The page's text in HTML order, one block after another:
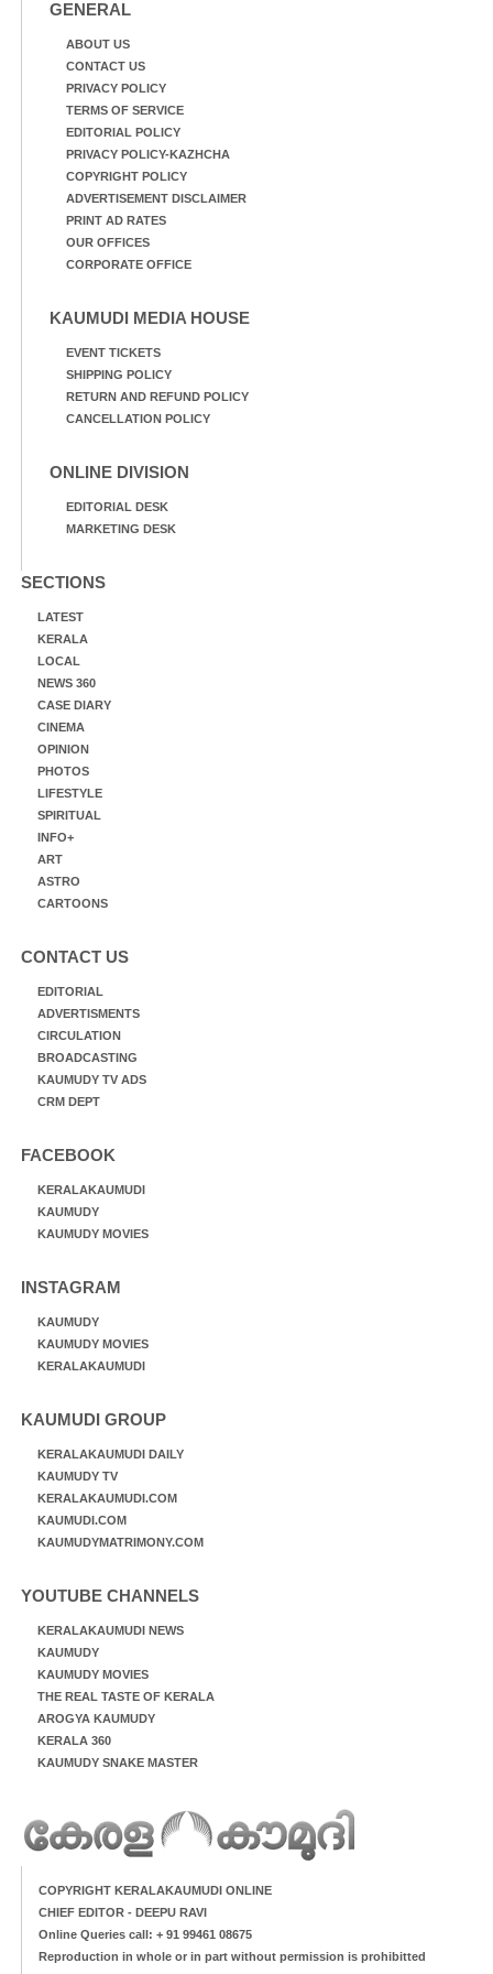
GENERAL
ABOUT US
CONTACT US
PRIVACY POLICY
TERMS OF SERVICE
EDITORIAL POLICY
PRIVACY POLICY-KAZHCHA
COPYRIGHT POLICY
ADVERTISEMENT DISCLAIMER
PRINT AD RATES
OUR OFFICES
CORPORATE OFFICE
KAUMUDI MEDIA HOUSE
EVENT TICKETS
SHIPPING POLICY
RETURN AND REFUND POLICY
CANCELLATION POLICY
ONLINE DIVISION
EDITORIAL DESK
MARKETING DESK
SECTIONS
LATEST
KERALA
LOCAL
NEWS 360
CASE DIARY
CINEMA
OPINION
PHOTOS
LIFESTYLE
SPIRITUAL
INFO+
ART
ASTRO
CARTOONS
CONTACT US
EDITORIAL
ADVERTISMENTS
CIRCULATION
BROADCASTING
KAUMUDY TV ADS
CRM DEPT
FACEBOOK
KERALAKAUMUDI
KAUMUDY
KAUMUDY MOVIES
INSTAGRAM
KAUMUDY
KAUMUDY MOVIES
KERALAKAUMUDI
KAUMUDI GROUP
KERALAKAUMUDI DAILY
KAUMUDY TV
KERALAKAUMUDI.COM
KAUMUDI.COM
KAUMUDYMATRIMONY.COM
YOUTUBE CHANNELS
KERALAKAUMUDI NEWS
KAUMUDY
KAUMUDY MOVIES
THE REAL TASTE OF KERALA
AROGYA KAUMUDY
KERALA 360
KAUMUDY SNAKE MASTER
COPYRIGHT KERALAKAUMUDI ONLINE
CHIEF EDITOR - DEEPU RAVI
Online Queries call: + 91 99461 08675
Reproduction in whole or in part without permission is prohibitted